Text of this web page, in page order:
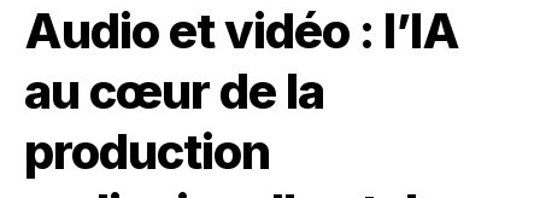
Audio et vidéo : l’IA
au cœur de la
production